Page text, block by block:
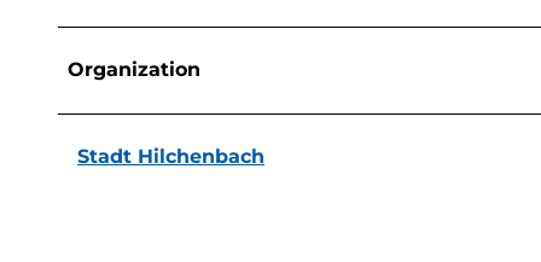
Organization
Stadt Hilchenbach